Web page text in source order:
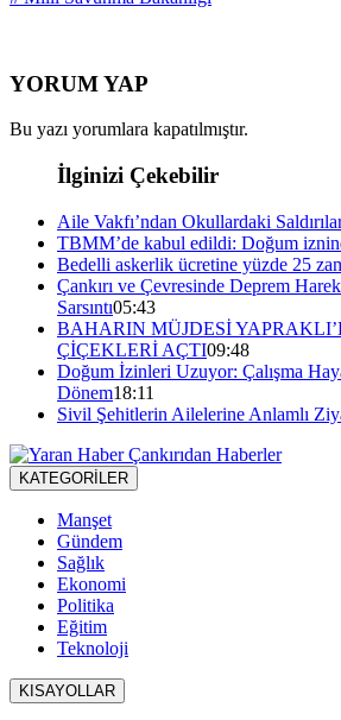
YORUM YAP
Bu yazı yorumlara kapatılmıştır.
İlginizi Çekebilir
Aile Vakfı’ndan Okullardaki
TBMM’de kabul edildi: Doğum
Bedelli askerlik ücretine yüzde 25
Çankırı ve Çevresinde Deprem
Sarsıntı05:43
BAHARIN MÜJDESİ
ÇİÇEKLERİ AÇTI09:48
Doğum İzinleri Uzuyor: Çalışma
Dönem18:11
Sivil Şehitlerin Ailelerine Anlamlı
KATEGORİLER
Manşet
Gündem
Sağlık
Ekonomi
Politika
Eğitim
Teknoloji
KISAYOLLAR